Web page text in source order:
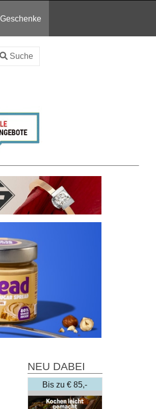
Geschenke
Suche
NEU DABEI
Bis zu € 85,-
Rabatt